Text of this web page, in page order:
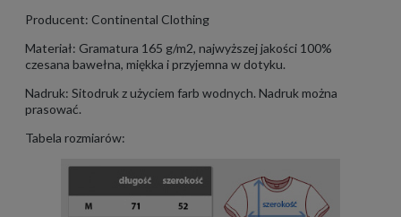
Producent: Continental Clothing
Materiał: Gramatura 165 g/m2, najwyższej jakości 100%
czesana bawełna, miękka i przyjemna w dotyku.
Nadruk: Sitodruk z użyciem farb wodnych. Nadruk można
prasować.
Tabela rozmiarów: